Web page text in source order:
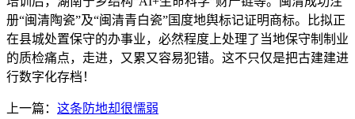
册“闽清陶瓷”及“闽清青白瓷”国度地舆标记证明商标。比拟正
在县城处置保守的办事业，必然程度上处理了当地保守制制业
的质检痛点，走进，又累又容易犯错。这不只仅是把古建建进
行数字化存档！
上一篇： 这条防地却很懦弱